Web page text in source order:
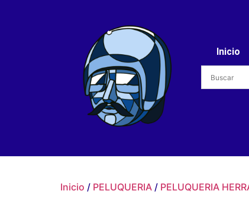
Inicio
Inicio / PELUQUERIA / PELUQUERIA